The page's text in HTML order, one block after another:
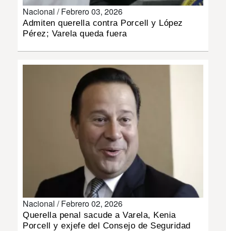
DEPORTES
Nacional /Febrero 03, 2026
Admiten querella contra Porcell y López
Pérez; Varela queda fuera
Nacional /Febrero 02, 2026
Querella penal sacude a Varela, Kenia
Porcell y exjefe del Consejo de Seguridad